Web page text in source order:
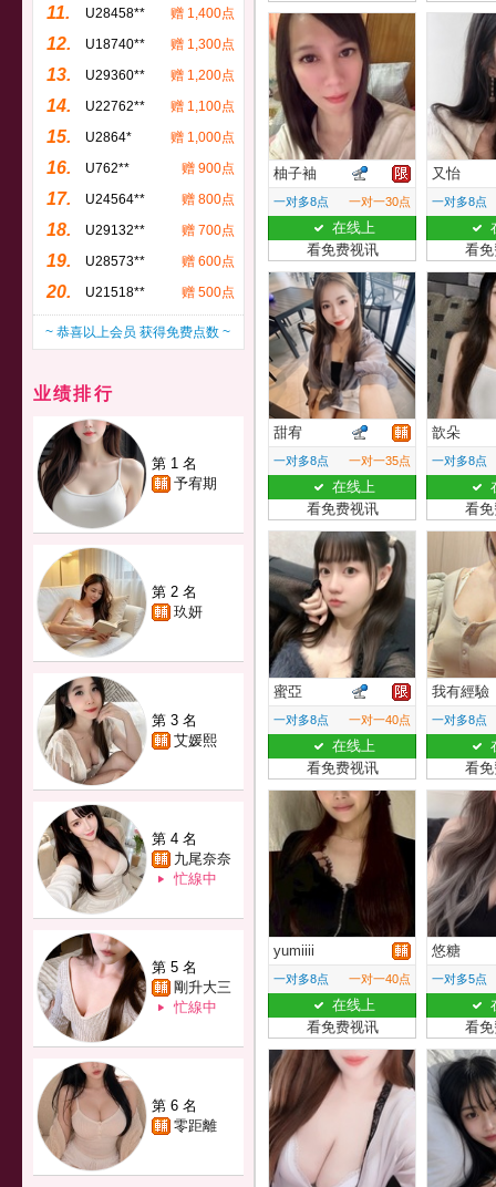
11. U28458** 赠 1,400点
12. U18740** 赠 1,300点
13. U29360** 赠 1,200点
14. U22762** 赠 1,100点
15. U2864* 赠 1,000点
16. U762** 赠 900点
17. U24564** 赠 800点
18. U29132** 赠 700点
19. U28573** 赠 600点
20. U21518** 赠 500点
~ 恭喜以上会员 获得免费点数 ~
业绩排行
第 1 名
予宥期
第 2 名
玖妍
第 3 名
艾媛熙
第 4 名
九尾奈奈
忙線中
第 5 名
剛升大三
忙線中
第 6 名
零距離
柚子袖
一对多8点 一对一30点
在线上
看免费视讯
又怡
一对多8点
看
甜宥
一对多8点 一对一35点
在线上
看免费视讯
歆朵
一对多8点
看
蜜亞
一对多8点 一对一40点
在线上
看免费视讯
我有經驗
一对多8点
看
yumiiii
一对多8点 一对一40点
在线上
看免费视讯
悠糖
一对多5点
看